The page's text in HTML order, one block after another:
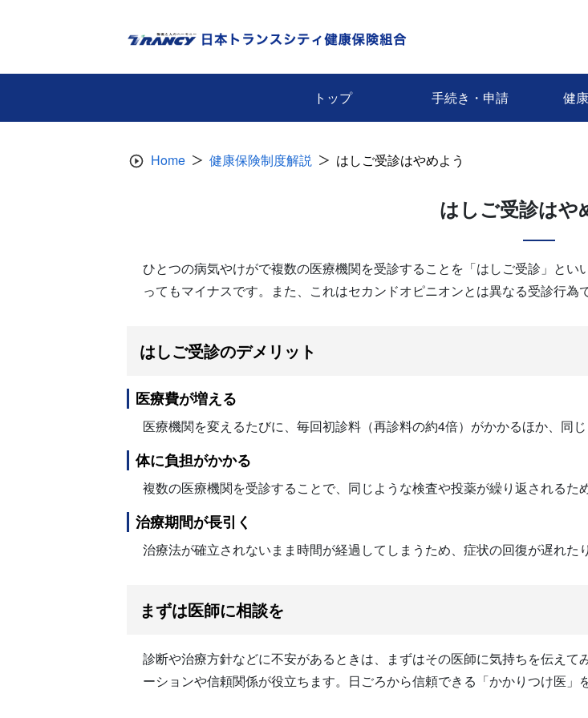
トップ 手続き・申請 健
Home 健康保険制度解説 はしご受診はやめよう
はしご受診はや
ひとつの病気やけがで複数の医療機関を受診することを「はしご受診」と
ってもマイナスです。また、これはセカンドオピニオンとは異なる受診行為で
はしご受診のデメリット
医療費が増える
医療機関を変えるたびに、毎回初診料（再診料の約4倍）がかかるほか、同
体に負担がかかる
複数の医療機関を受診することで、同じような検査や投薬が繰り返されるた
治療期間が長引く
治療法が確立されないまま時間が経過してしまうため、症状の回復が遅れた
まずは医師に相談を
診断や治療方針などに不安があるときは、まずはその医師に気持ちを伝え
ーションや信頼関係が役立ちます。日ごろから信頼できる「かかりつけ医」